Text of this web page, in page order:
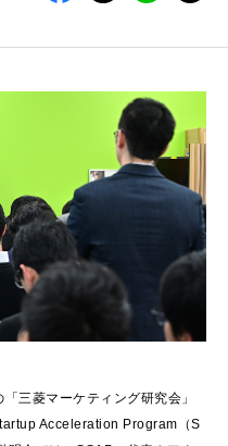
三菱マーケティング研究会」
Acceleration Program（S